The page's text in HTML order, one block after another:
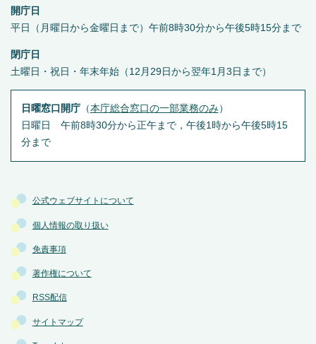
公式ウェブサイトについて
個人情報の取り扱い
免責事項
著作権について
RSS配信
サイトマップ
開庁日
平日（月曜日から金曜日まで）午前8時30分から午後5時15分まで
閉庁日
土曜日・祝日・年末年始（12月29日から翌年1月3日まで）
日曜窓口開庁（本庁総合窓口の一部業務のみ ）
日曜日 午前8時30分から正午まで，午後1時から午後5時15
分まで